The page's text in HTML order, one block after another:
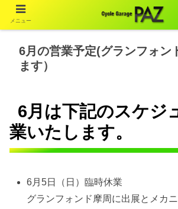
6月の営業予定(グランフォン
ます）
6月は下記のスケジ
業いたします。
6月5日（日）臨時休業
グランフォンド摩周に出展とメカ
メニュー